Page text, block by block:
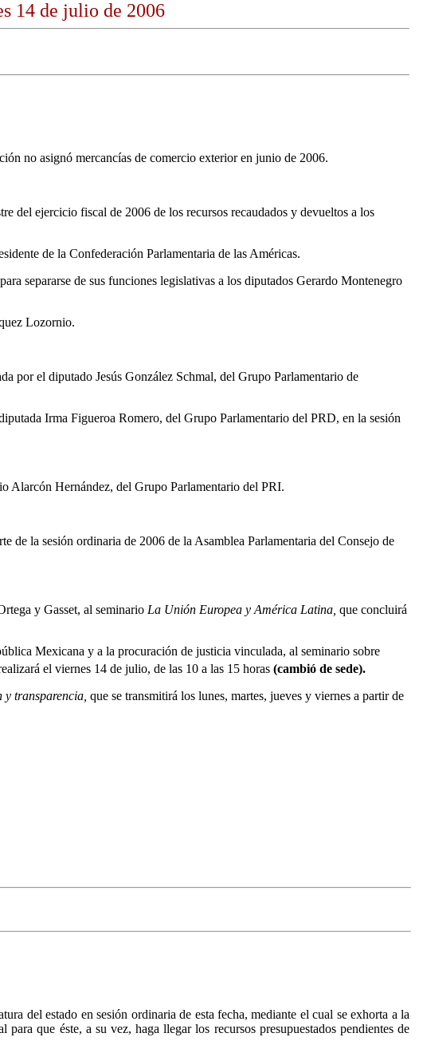
14 de julio de 2006
no asignó mercancías de comercio exterior en junio de 2006.
del ejercicio fiscal de 2006 de los recursos recaudados y devueltos a los
de la Confederación Parlamentaria de las Américas.
separarse de sus funciones legislativas a los diputados Gerardo Montenegro
Lozornio.
por el diputado Jesús González Schmal, del Grupo Parlamentario de
Irma Figueroa Romero, del Grupo Parlamentario del PRD, en la sesión
Alarcón Hernández, del Grupo Parlamentario del PRI.
de la sesión ordinaria de 2006 de la Asamblea Parlamentaria del Consejo de
y Gasset, al seminario La Unión Europea y América Latina, que concluirá
Mexicana y a la procuración de justicia vinculada, al seminario sobre
el viernes 14 de julio, de las 10 a las 15 horas (cambió de sede).
transparencia, que se transmitirá los lunes, martes, jueves y viernes a partir de
del estado en sesión ordinaria de esta fecha, mediante el cual se exhorta a la
que éste, a su vez, haga llegar los recursos presupuestados pendientes de